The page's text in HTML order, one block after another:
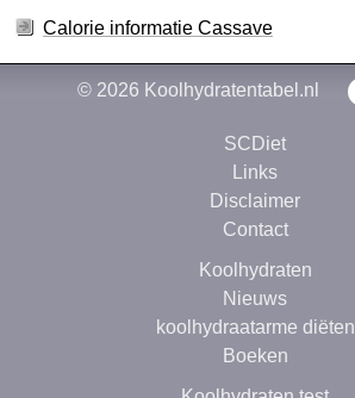
Calorie informatie Cassave
© 2026 Koolhydratentabel.nl
SCDiet
Links
Disclaimer
Contact
Koolhydraten
Nieuws
koolhydraatarme diëten
Boeken